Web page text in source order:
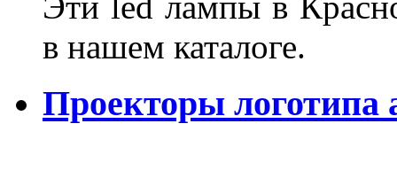
в нашем каталоге.
Проекторы логотипа